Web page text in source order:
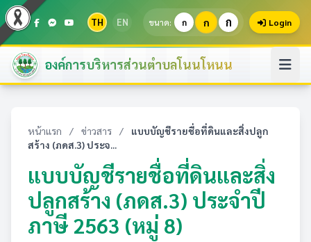
TH EN ขนาด: ก ก ก Login
องค์การบริหารส่วนตำบลโนนโหนน
หน้าแรก / ข่าวสาร /
แบบบัญชีรายชื่อที่ดินและสิ่งปลูก
สร้าง (ภดส.3) ประจ...
แบบบัญชีรายชื่อที่ดินและสิ่ง
ปลูกสร้าง (ภดส.3) ประจำปี
ภาษี 2563 (หมู่ 8)